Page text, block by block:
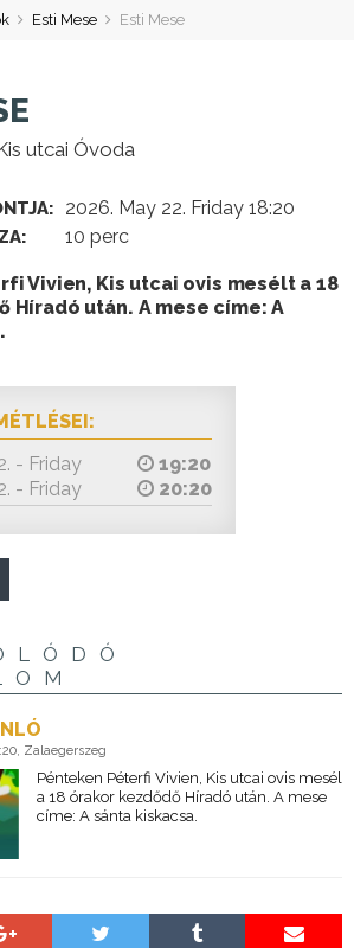
Esti Mese Esti Mese
utcai Óvoda
2026. May 22. Friday 18:20
10 perc
Vivien, Kis utcai ovis mesélt a 18
Híradó után. A mese címe: A
- Friday
19:20
- Friday
20:20
Zalaegerszeg
Pénteken Péterfi Vivien, Kis utcai ovis mesél
a 18 órakor kezdődő Híradó után. A mese
címe: A sánta kiskacsa.